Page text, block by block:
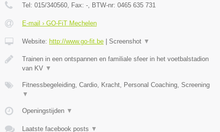
Tel: 015/340560 , Fax: - , BTW-nr: 0465 635 731
E-mail › GO-FiT Mechelen
Website: http://www.go-fit.be | Screenshot ▼
Trainen in een ontspannen en familiale sfeer in het voetbalstadion
van KV ▼
Fitnessbegeleiding, Cardio, Kracht, Personal Coaching, Screening
▼
Openingstijden ▼
Laatste facebook posts ▼